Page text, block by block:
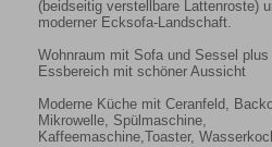
(beidseitig verstellbare Lattenroste)
moderner Ecksofa-Landschaft.
Wohnraum mit Sofa und Sessel plus
Essbereich mit schöner Aussicht
Moderne Küche mit Ceranfeld,
Mikrowelle, Spülmaschine,
Kaffeemaschine,Toaster,